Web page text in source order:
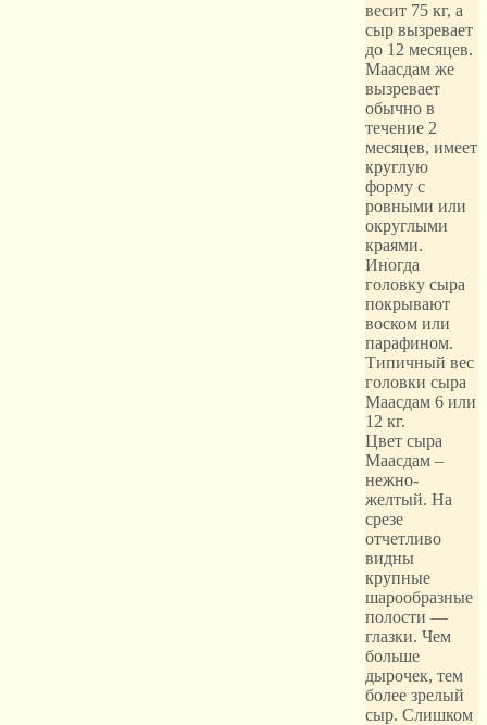
весит 75 кг, а
сыр вызревает
до 12 месяцев.
Маасдам же
вызревает
обычно в
течение 2
месяцев, имеет
круглую
форму с
ровными или
округлыми
краями.
Иногда
головку сыра
покрывают
воском или
парафином.
Типичный вес
головки сыра
Маасдам 6 или
12 кг.
Цвет сыра
Маасдам –
нежно-
желтый. На
срезе
отчетливо
видны
крупные
шарообразные
полости —
глазки. Чем
больше
дырочек, тем
более зрелый
сыр. Слишком